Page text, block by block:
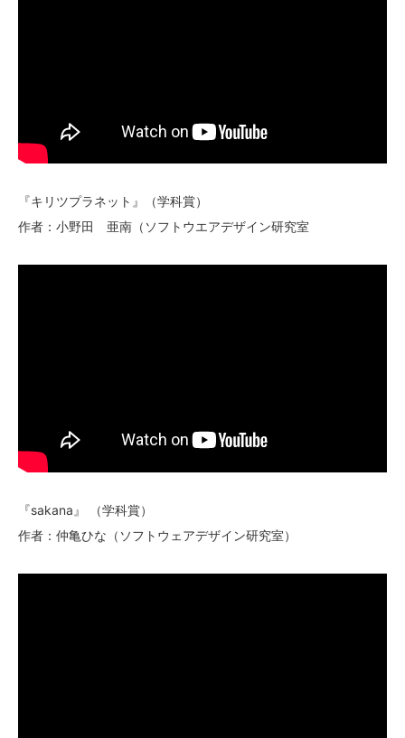
『キリツプラネット』（学科賞）
作者：小野田 亜南（ソフトウエアデザイン研究室
『sakana』 （学科賞）
作者：仲亀ひな（ソフトウェアデザイン研究室）